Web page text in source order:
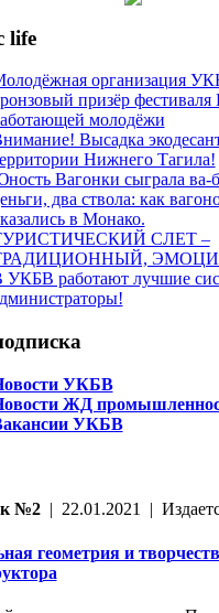
life
организация
призёр
молодёжи
Высадка
Нижнего Тагила!
Вагонки сыграла ва-
два ствола: как
в Монако.
СЛЕТ –
УКБВ работают лучшие
УКБВ
ЖД
УКБВ
№2| 22.01.2021 |
геометрия и